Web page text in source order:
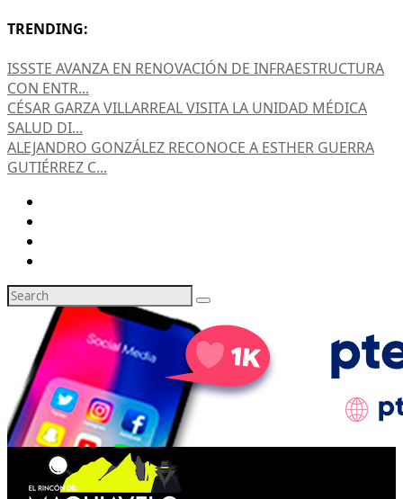
TRENDING:
ISSSTE AVANZA EN RENOVACIÓN DE INFRAESTRUCTURA
CON ENTR...
CÉSAR GARZA VILLARREAL VISITA LA UNIDAD MÉDICA
SALUD DI...
ALEJANDRO GONZÁLEZ RECONOCE A ESTHER GUERRA
GUTIÉRREZ C...